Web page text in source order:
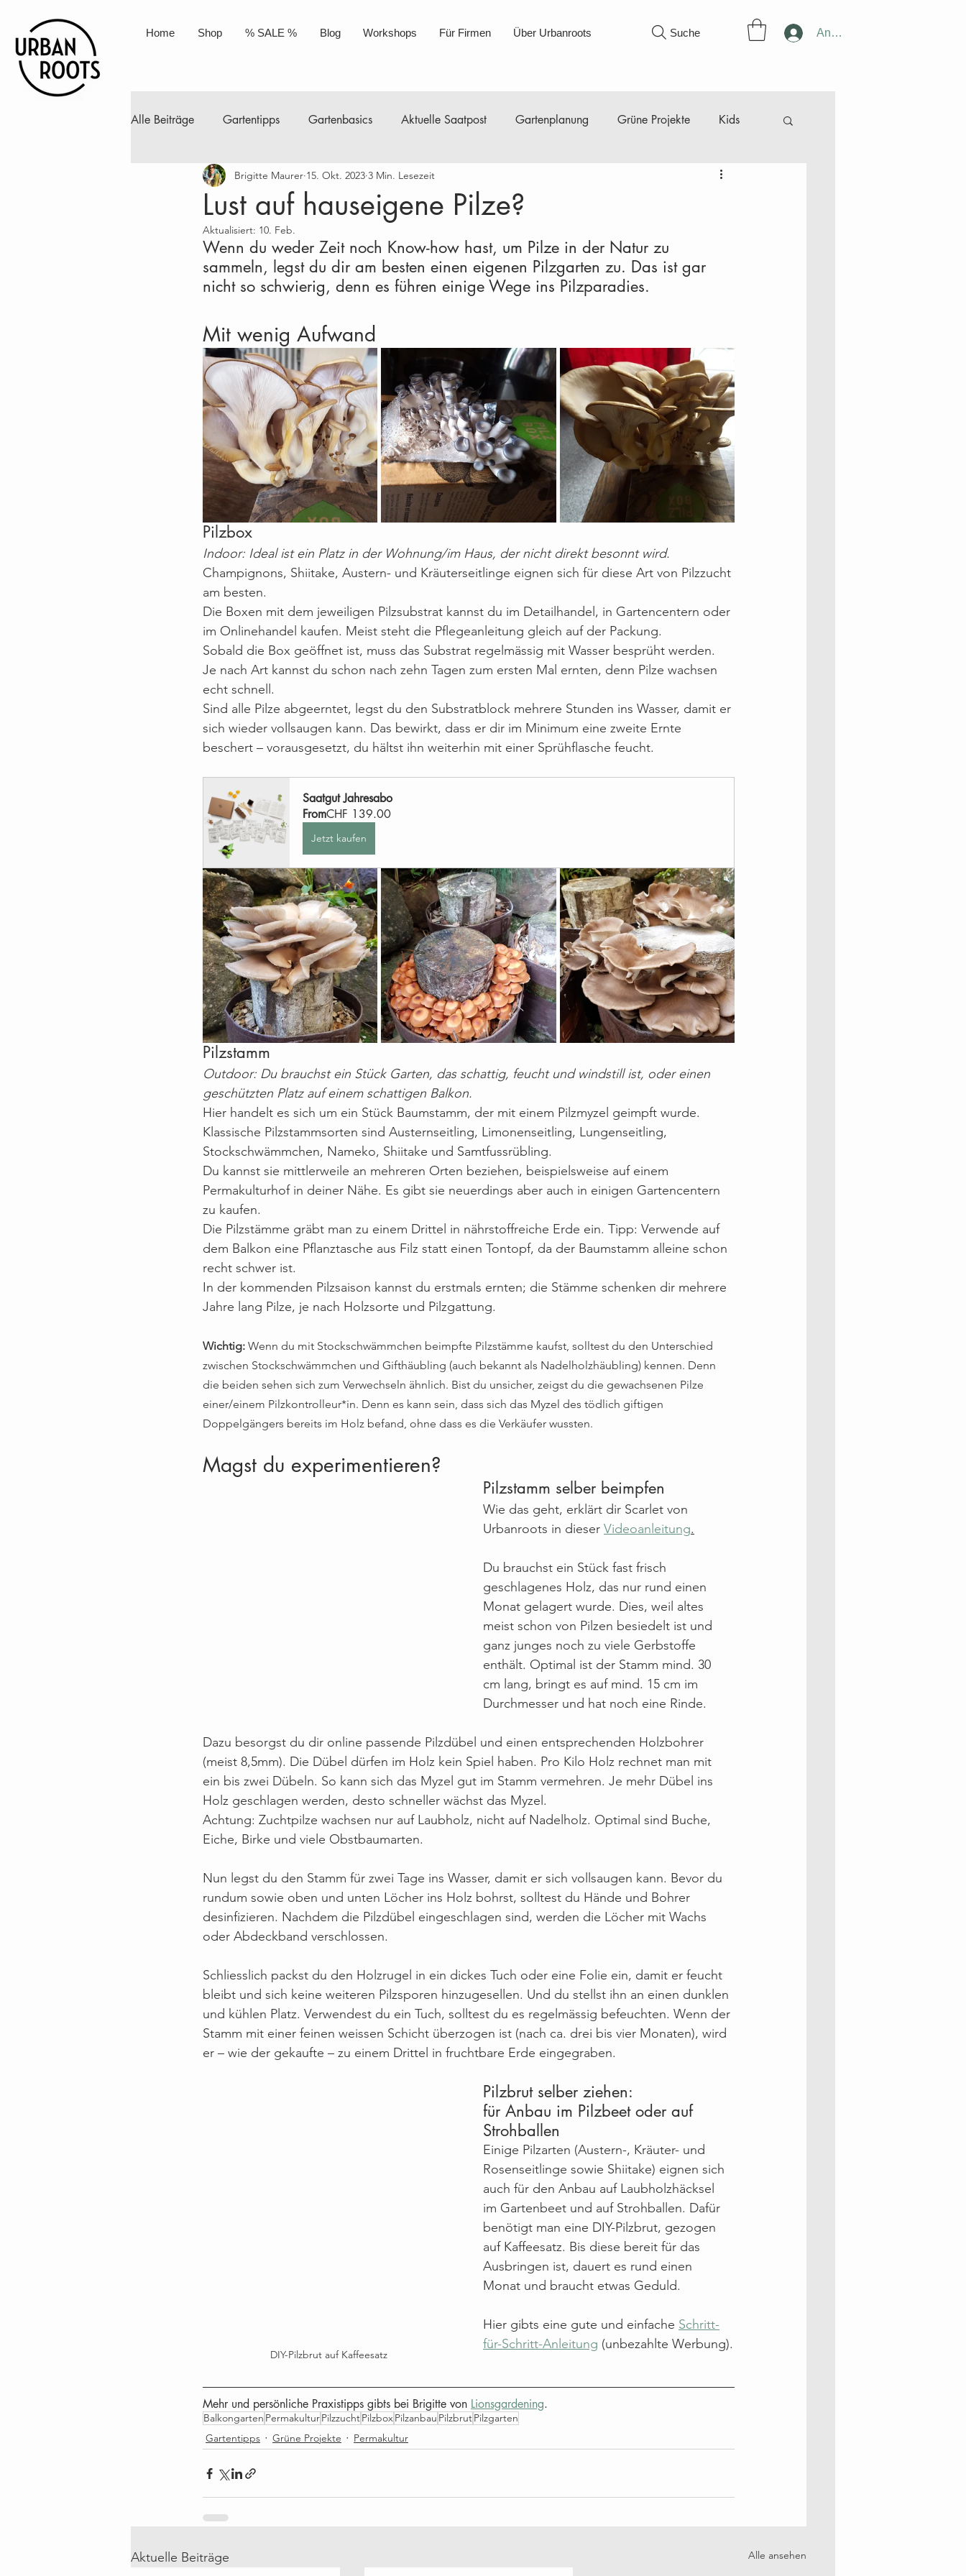
Home Shop % SALE % Blog Workshops Für Firmen Über Urbanroots Suche Anmelden
Alle Beiträge Gartentipps Gartenbasics Aktuelle Saatpost Gartenplanung Grüne Projekte Kids
Permakultur Kompost Anleitungen Saatgut
Selbstgemacht Naturkosmetik
Mai Juni Juli August September Oktober November Dezember
Jahr 2 Fortsetzung
Lust auf hauseigene Pilze?
Brigitte Maurer 15. Okt. 2023 3 Min. Lesezeit
Aktualisiert: 10. Feb.
Wenn du weder Zeit noch Know-how hast, um Pilze in der Natur zu
sammeln, legst du dir am besten einen eigenen Pilzgarten zu. Das ist gar
nicht so schwierig, denn es führen einige Wege ins Pilzparadies.
Mit wenig Aufwand
Pilzbox
Indoor: Ideal ist ein Platz in der Wohnung/im Haus, der nicht direkt besonnt wird.
Champignons, Shiitake, Austern- und Kräuterseitlinge eignen sich für diese Art von Pilzzucht
am besten.
Die Boxen mit dem jeweiligen Pilzsubstrat kannst du im Detailhandel, in Gartencentern oder
im Onlinehandel kaufen. Meist steht die Pflegeanleitung gleich auf der Packung.
Sobald die Box geöffnet ist, muss das Substrat regelmässig mit Wasser besprüht werden.
Je nach Art kannst du schon nach zehn Tagen zum ersten Mal ernten, denn Pilze wachsen
echt schnell.
Sind alle Pilze abgeerntet, legst du den Substratblock mehrere Stunden ins Wasser, damit er
sich wieder vollsaugen kann. Das bewirkt, dass er dir im Minimum eine zweite Ernte
beschert – vorausgesetzt, du hältst ihn weiterhin mit einer Sprühflasche feucht.
Saatgut Jahresabo
FromCHF 139.00
Jetzt kaufen
Pilzstamm
Outdoor: Du brauchst ein Stück Garten, das schattig, feucht und windstill ist, oder einen
geschützten Platz auf einem schattigen Balkon.
Hier handelt es sich um ein Stück Baumstamm, der mit einem Pilzmyzel geimpft wurde.
Klassische Pilzstammsorten sind Austernseitling, Limonenseitling, Lungenseitling,
Stockschwämmchen, Nameko, Shiitake und Samtfussrübling.
Du kannst sie mittlerweile an mehreren Orten beziehen, beispielsweise auf einem
Permakulturhof in deiner Nähe. Es gibt sie neuerdings aber auch in einigen Gartencentern
zu kaufen.
Die Pilzstämme gräbt man zu einem Drittel in nährstoffreiche Erde ein. Tipp: Verwende auf
dem Balkon eine Pflanztasche aus Filz statt einen Tontopf, da der Baumstamm alleine schon
recht schwer ist.
In der kommenden Pilzsaison kannst du erstmals ernten; die Stämme schenken dir mehrere
Jahre lang Pilze, je nach Holzsorte und Pilzgattung.
Wichtig: Wenn du mit Stockschwämmchen beimpfte Pilzstämme kaufst, solltest du den Unterschied
zwischen Stockschwämmchen und Gifthäubling (auch bekannt als Nadelholzhäubling) kennen. Denn
die beiden sehen sich zum Verwechseln ähnlich. Bist du unsicher, zeigst du die gewachsenen Pilze
einer/einem Pilzkontrolleur*in. Denn es kann sein, dass sich das Myzel des tödlich giftigen
Doppelgängers bereits im Holz befand, ohne dass es die Verkäufer wussten.
Magst du experimentieren?
Pilzstamm selber beimpfen
Wie das geht, erklärt dir Scarlet von
Urbanroots in dieser Videoanleitung.
Du brauchst ein Stück fast frisch
geschlagenes Holz, das nur rund einen
Monat gelagert wurde. Dies, weil altes
meist schon von Pilzen besiedelt ist und
ganz junges noch zu viele Gerbstoffe
enthält. Optimal ist der Stamm mind. 30
cm lang, bringt es auf mind. 15 cm im
Durchmesser und hat noch eine Rinde.
Dazu besorgst du dir online passende Pilzdübel und einen entsprechenden Holzbohrer
(meist 8,5mm). Die Dübel dürfen im Holz kein Spiel haben. Pro Kilo Holz rechnet man mit
ein bis zwei Dübeln. So kann sich das Myzel gut im Stamm vermehren. Je mehr Dübel ins
Holz geschlagen werden, desto schneller wächst das Myzel.
Achtung: Zuchtpilze wachsen nur auf Laubholz, nicht auf Nadelholz. Optimal sind Buche,
Eiche, Birke und viele Obstbaumarten.
Nun legst du den Stamm für zwei Tage ins Wasser, damit er sich vollsaugen kann. Bevor du
rundum sowie oben und unten Löcher ins Holz bohrst, solltest du Hände und Bohrer
desinfizieren. Nachdem die Pilzdübel eingeschlagen sind, werden die Löcher mit Wachs
oder Abdeckband verschlossen.
Schliesslich packst du den Holzrugel in ein dickes Tuch oder eine Folie ein, damit er feucht
bleibt und sich keine weiteren Pilzsporen hinzugesellen. Und du stellst ihn an einen dunklen
und kühlen Platz. Verwendest du ein Tuch, solltest du es regelmässig befeuchten. Wenn der
Stamm mit einer feinen weissen Schicht überzogen ist (nach ca. drei bis vier Monaten), wird
er – wie der gekaufte – zu einem Drittel in fruchtbare Erde eingegraben.
DIY-Pilzbrut auf Kaffeesatz
Pilzbrut selber ziehen:
für Anbau im Pilzbeet oder auf
Strohballen
Einige Pilzarten (Austern-, Kräuter- und
Rosenseitlinge sowie Shiitake) eignen sich
auch für den Anbau auf Laubholzhäcksel
im Gartenbeet und auf Strohballen. Dafür
benötigt man eine DIY-Pilzbrut, gezogen
auf Kaffeesatz. Bis diese bereit für das
Ausbringen ist, dauert es rund einen
Monat und braucht etwas Geduld.
Hier gibts eine gute und einfache Schritt-
für-Schritt-Anleitung (unbezahlte Werbung).
Mehr und persönliche Praxistipps gibts bei Brigitte von Lionsgardening.
Balkongarten PermakulturPilzzuchtPilzboxPilzanbau PilzbrutPilzgarten
Gartentipps
Grüne Projekte Permakultur
Aktuelle Beiträge Alle ansehen